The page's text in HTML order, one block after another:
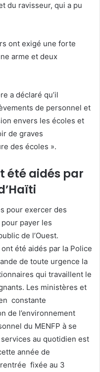
du ravisseur, qui a pu
ont exigé une forte
arme et deux
a déclaré qu’il
de personnel et
envers les écoles et
de graves
des écoles ».
été aidés par
pour exercer des
payer les
de l’Ouest.
été aidés par la Police
de toute urgence la
qui travaillent le
Les ministères et
constante
de l’environnement
du MENFP à se
au quotidien est
année de
rentrée fixée au 3